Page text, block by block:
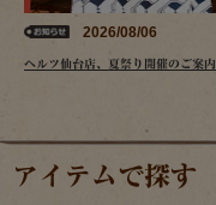
2026/08/06
ヘルツ仙台店、夏祭り開催のご案内
アイテムで探す